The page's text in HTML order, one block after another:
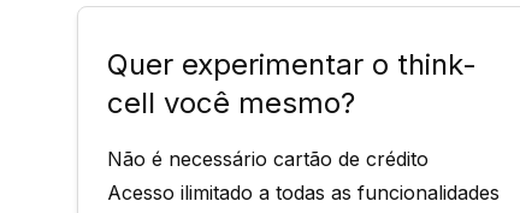
Quer experimentar o think-
cell você mesmo?
Não é necessário cartão de crédito
Acesso ilimitado a todas as funcionalidades